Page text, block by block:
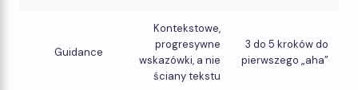
Guidance
Kontekstowe,
progresywne
wskazówki, a nie
ściany tekstu
3 do 5 kroków do
pierwszego „aha”